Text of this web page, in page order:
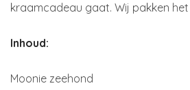
kraamcadeau gaat. Wij pakken
Inhoud:
Moonie zeehond